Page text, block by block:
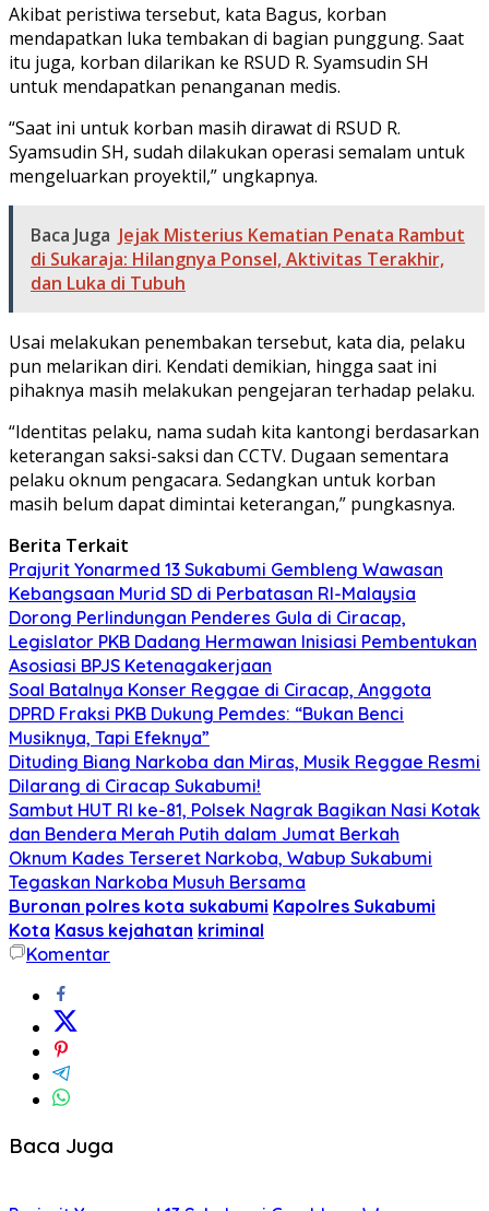
Akibat peristiwa tersebut, kata Bagus, korban
mendapatkan luka tembakan di bagian punggung. Saat
itu juga, korban dilarikan ke RSUD R. Syamsudin SH
untuk mendapatkan penanganan medis.
“Saat ini untuk korban masih dirawat di RSUD R.
Syamsudin SH, sudah dilakukan operasi semalam untuk
mengeluarkan proyektil,” ungkapnya.
Baca Juga Jejak Misterius Kematian Penata Rambut
di Sukaraja: Hilangnya Ponsel, Aktivitas Terakhir,
dan Luka di Tubuh
Usai melakukan penembakan tersebut, kata dia, pelaku
pun melarikan diri. Kendati demikian, hingga saat ini
pihaknya masih melakukan pengejaran terhadap pelaku.
“Identitas pelaku, nama sudah kita kantongi berdasarkan
keterangan saksi-saksi dan CCTV. Dugaan sementara
pelaku oknum pengacara. Sedangkan untuk korban
masih belum dapat dimintai keterangan,” pungkasnya.
Berita Terkait
Prajurit Yonarmed 13 Sukabumi Gembleng Wawasan
Kebangsaan Murid SD di Perbatasan RI-Malaysia
Dorong Perlindungan Penderes Gula di Ciracap,
Legislator PKB Dadang Hermawan Inisiasi Pembentukan
Asosiasi BPJS Ketenagakerjaan
Soal Batalnya Konser Reggae di Ciracap, Anggota
DPRD Fraksi PKB Dukung Pemdes: “Bukan Benci
Musiknya, Tapi Efeknya”
Dituding Biang Narkoba dan Miras, Musik Reggae Resmi
Dilarang di Ciracap Sukabumi!
Sambut HUT RI ke-81, Polsek Nagrak Bagikan Nasi Kotak
dan Bendera Merah Putih dalam Jumat Berkah
Oknum Kades Terseret Narkoba, Wabup Sukabumi
Tegaskan Narkoba Musuh Bersama
Buronan polres kota sukabumi Kapolres Sukabumi
Kota Kasus kejahatan kriminal
Komentar
Baca Juga